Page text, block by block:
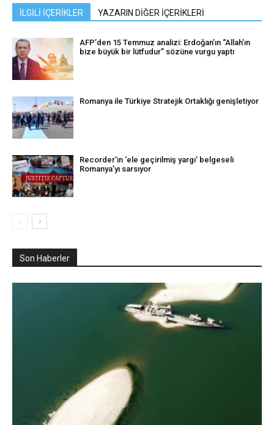
İLGİLİ İÇERİKLER YAZARIN DİĞER İÇERİKLERİ
AFP’den 15 Temmuz analizi: Erdoğan’ın “Allah’ın
bize büyük bir lütfudur” sözüne vurgu yaptı
Romanya ile Türkiye Stratejik Ortaklığı genişletiyor
Recorder’in ‘ele geçirilmiş yargı’ belgeseli
Romanya’yı sarsıyor
Son Haberler